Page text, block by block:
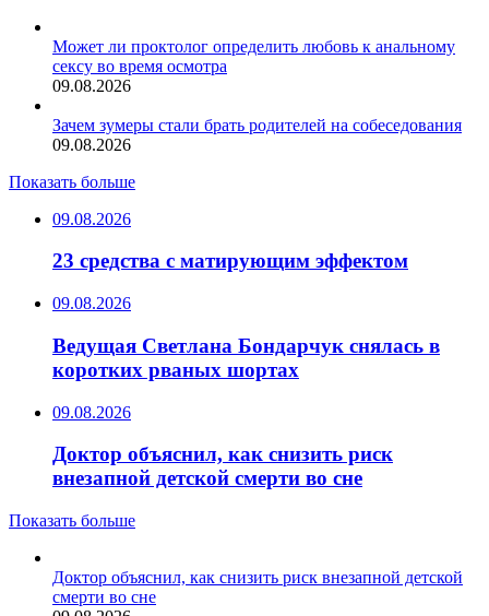
Может ли проктолог определить любовь к анальному
сексу во время осмотра
09.08.2026
Зачем зумеры стали брать родителей на собеседования
09.08.2026
Показать больше
09.08.2026
23 средства с матирующим эффектом
09.08.2026
Ведущая Светлана Бондарчук снялась в
коротких рваных шортах
09.08.2026
Доктор объяснил, как снизить риск
внезапной детской смерти во сне
Показать больше
Доктор объяснил, как снизить риск внезапной детской
смерти во сне